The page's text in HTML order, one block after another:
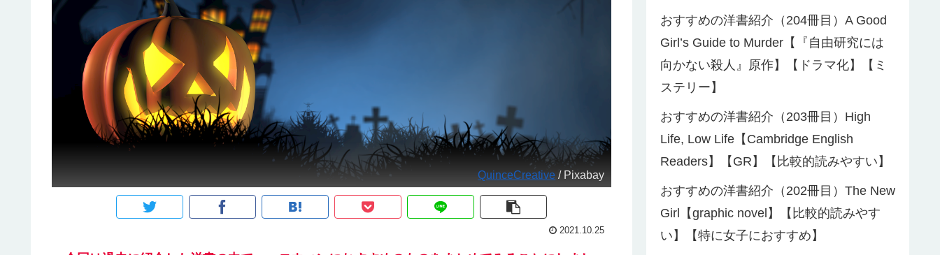
QuinceCreative / Pixabay
2021.10.25
おすすめの洋書紹介（204冊目）A Good
Girl’s Guide to Murder【『自由研究には
向かない殺人』原作】【ドラマ化】【ミ
ステリー】
おすすめの洋書紹介（203冊目）High
Life, Low Life【Cambridge English
Readers】【GR】【比較的読みやすい】
おすすめの洋書紹介（202冊目）The New
Girl【graphic novel】【比較的読みやす
い】【特に女子におすすめ】